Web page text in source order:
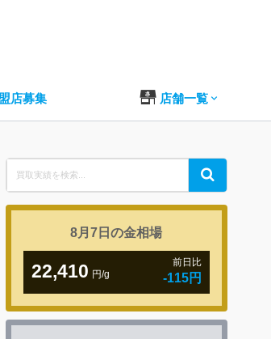
店募集 店舗一覧
Search
for:
Search
8月7日の金相場
22,410 円/g
前日比
-115円